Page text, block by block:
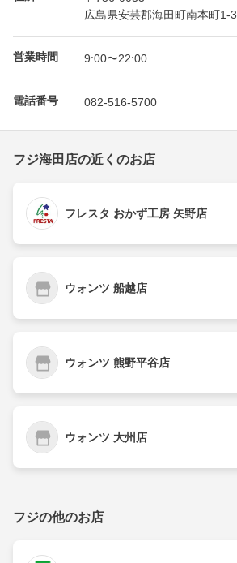
広島県安芸郡海田町南本町1-3
営業時間 9:00〜22:00
電話番号 082-516-5700
フジ海田店の近くのお店
フレスタ おかず工房 矢野店
ウォンツ 船越店
ウォンツ 熊野平谷店
ウォンツ 大州店
フジの他のお店